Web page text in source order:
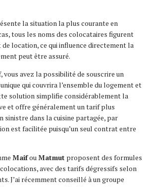
la situation la plus courante en
tous les noms des colocataires figurent
location, ce qui influence directement la
peut être assuré.
vous avez la possibilité de souscrire un
qui couvrira l’ensemble du logement et
solution simplifie considérablement la
et offre généralement un tarif plus
sinistre dans la cuisine partagée, par
est facilitée puisqu’un seul contrat entre
MaifouMatmut proposent des formules
avec des tarifs dégressifs selon
J’ai récemment conseillé à un groupe